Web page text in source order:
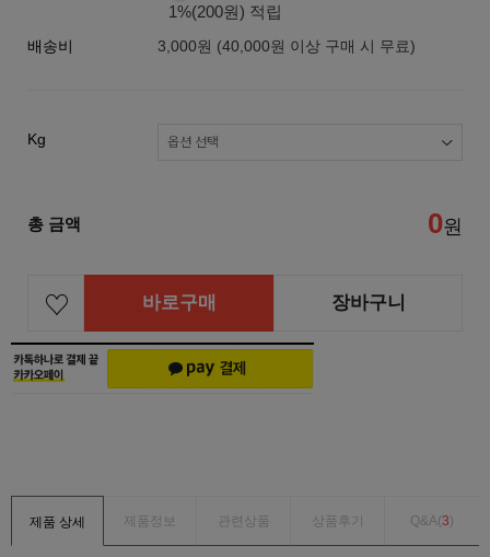
1%(200원) 적립
배송비 3,000원 (40,000원 이상 구매 시 무료)
Kg
총 금액 0원
바로구매 장바구니
제품 상세 제품정보 관련상품 상품후기 Q&A(3)